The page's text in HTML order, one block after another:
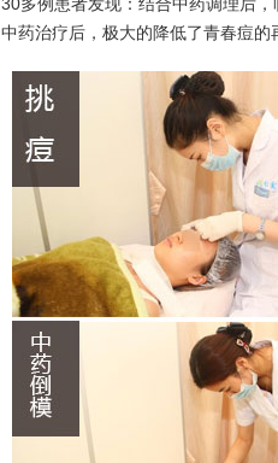
30多例患者发现：结合中药调理后
中药治疗后，极大的降低了青春痘的